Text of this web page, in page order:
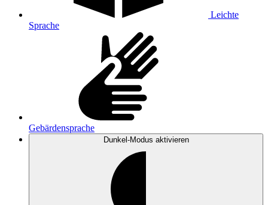
Leichte
Sprache
Gebärdensprache
Dunkel-Modus aktivieren